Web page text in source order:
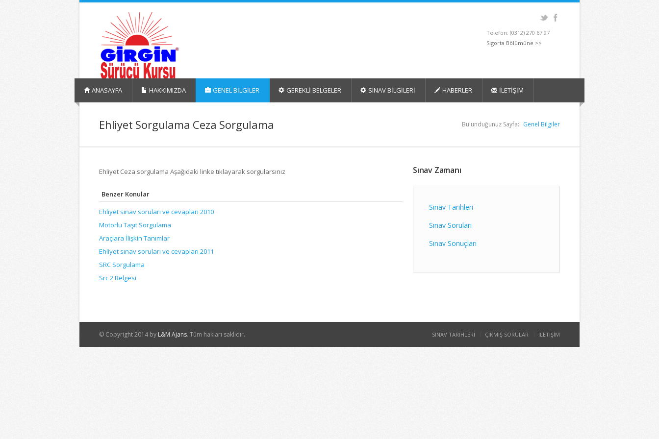
Telefon: (0312) 270 67 97
Sigorta Bölümüne >>
ANASAYFA HAKKIMIZDA GENEL BİLGİLER GEREKLİ BELGELER SINAV BİLGİLERİ HABERLER İLETİŞİM
Ehliyet Sorgulama Ceza Sorgulama Bulunduğunuz Sayfa: Genel Bilgiler
Ehliyet Ceza sorgulama Aşağıdaki linke tıklayarak sorgularsınız
Benzer Konular
Ehliyet sınav soruları ve cevapları 2010
Motorlu Taşıt Sorgulama
Araçlara İlişkin Tanımlar
Ehliyet sınav soruları ve cevapları 2011
SRC Sorgulama
Src 2 Belgesi
Sınav Zamanı
Sınav Tarihleri
Sınav Soruları
Sınav Sonuçları
© Copyright 2014 by L&M Ajans. Tüm hakları saklıdır. SINAV TARİHLERİ ÇIKMIŞ SORULAR İLETİŞİM